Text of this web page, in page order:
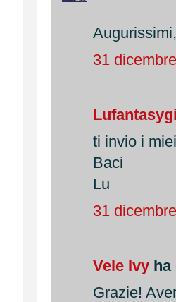
31
ti invio i
Baci
Lu
31
Vele Ivy ha
Grazie!